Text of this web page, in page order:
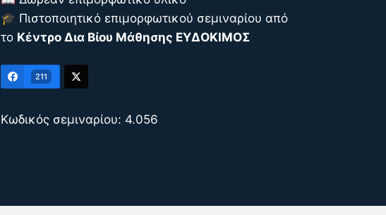
🎓 Πιστοποιητικό επιμορφωτικού σεμιναρίου από
το Κέντρο Δια Βίου Μάθησης ΕΥΔΟΚΙΜΟΣ
211
Κωδικός σεμιναρίου: 4.056